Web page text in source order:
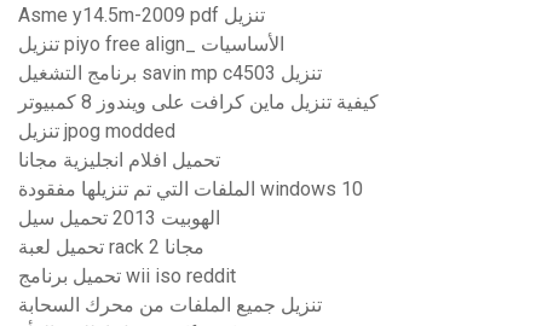
Asme y14.5m-2009 pdf تنزيل
تنزيل piyo free align_ الأساسيات
برنامج التشغيل savin mp c4503 تنزيل
كيفية تنزيل ماين كرافت على ويندوز 8 كمبيوتر
تنزيل jpog modded
تحميل افلام انجليزية مجانا
الملفات التي تم تنزيلها مفقودة windows 10
الهوبيت 2013 تحميل سيل
تحميل لعبة rack 2 مجانا
تحميل برنامج wii iso reddit
تنزيل جميع الملفات من محرك السحابة